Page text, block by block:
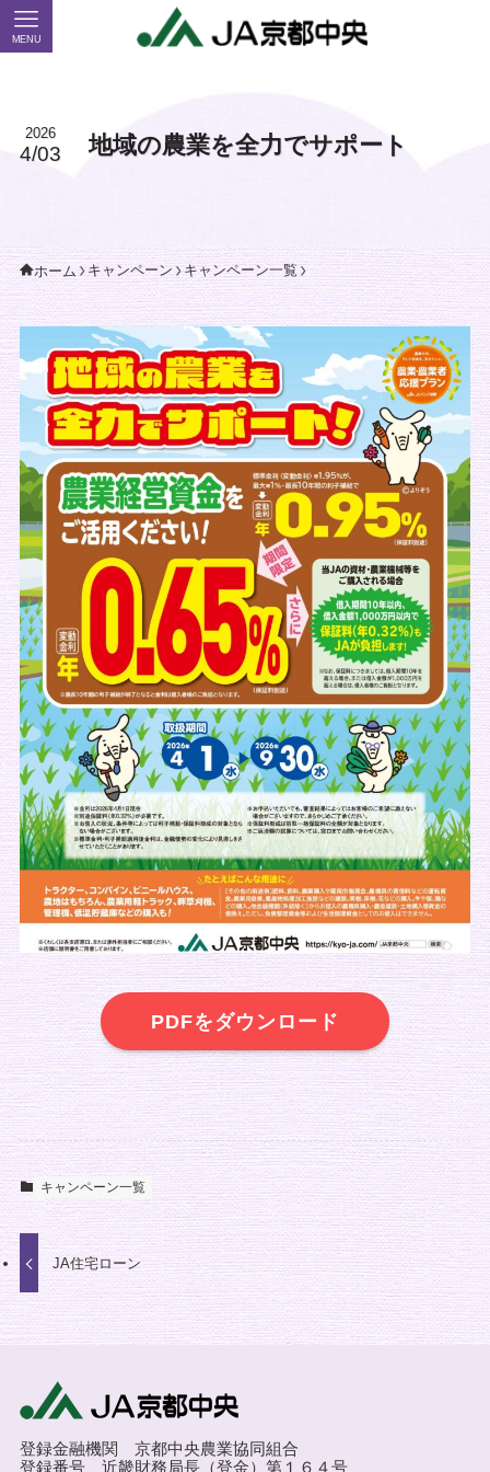
MENU
地域の農業を全力でサポート
2026
4/03
ホーム キャンペーン キャンペーン一覧
PDFをダウンロード
キャンペーン一覧
JA住宅ローン
登録金融機関 京都中央農業協同組合
登録番号 近畿財務局長（登金）第１６４号